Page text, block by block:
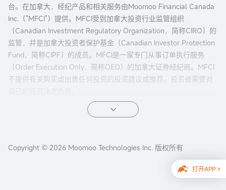
打开APP >
台。在加拿大，经纪产品和相关服务由Moomoo Financial Canada
Inc.（"MFCI"）提供。MFCI受到加拿大投资行业监管组织
（Canadian Investment Regulatory Organization，简称CIRO）的
监管，并是加拿大投资者保护基金（Canadian Investor Protection
Fund，简称CIPF）的成员。MFCI是一家专门从事订单执行服务
（Order Execution Only，简称OEO）的加拿大证券经纪商。MFCI
不提供有关购买或出售任何投资的投资建议或推荐。投资者需要对
所有投资都涉及风险，包括可能的本金损失。过往的证券、市场或
因素而异。市场波动、交易量和系统可用性可能会延迟账户访问和
Copyright © 2026 Moomoo Technologies Inc. 版权所有